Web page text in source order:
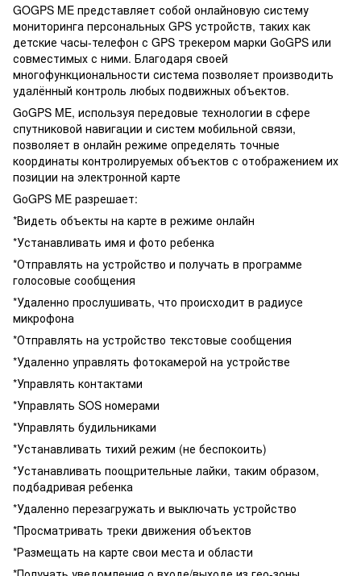
GOGPS ME представляет собой онлайновую систему
мониторинга персональных GPS устройств, таких как
детские часы-телефон с GPS трекером марки GoGPS или
совместимых с ними. Благодаря своей
многофункциональности система позволяет производить
удалённый контроль любых подвижных объектов.
GoGPS ME, используя передовые технологии в сфере
спутниковой навигации и систем мобильной связи,
позволяет в онлайн режиме определять точные
координаты контролируемых объектов с отображением их
позиции на электронной карте
GoGPS ME разрешает:
*Видеть объекты на карте в режиме онлайн
*Устанавливать имя и фото ребенка
*Отправлять на устройство и получать в программе
голосовые сообщения
*Удаленно прослушивать, что происходит в радиусе
микрофона
*Отправлять на устройство текстовые сообщения
*Удаленно управлять фотокамерой на устройстве
*Управлять контактами
*Управлять SOS номерами
*Управлять будильниками
*Устанавливать тихий режим (не беспокоить)
*Устанавливать поощрительные лайки, таким образом,
подбадривая ребенка
*Удаленно перезагружать и выключать устройство
*Просматривать треки движения объектов
*Размещать на карте свои места и области